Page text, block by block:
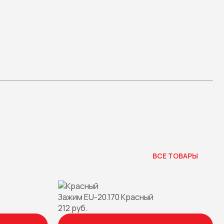
ВСЕ ТОВАРЫ
Зажим EU-20.170 Красный
212 руб.